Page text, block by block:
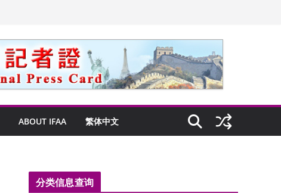
ABOUT IFAA 繁体中文
分类信息查询